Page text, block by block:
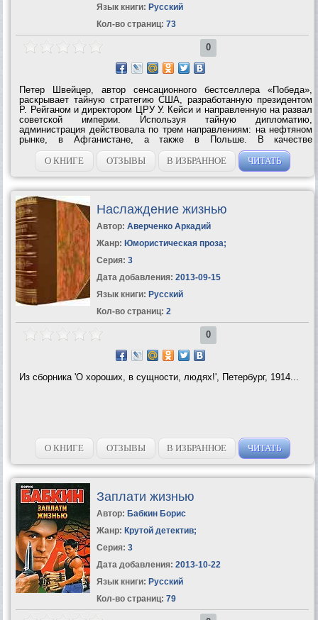
Язык книги: Русский
Кол-во страниц: 73
0
Петер Швейцер, автор сенсационного бестселлера «Победа»,
раскрывает тайную стратегию США, разработанную президентом
Р. Рейганом и директором ЦРУ У. Кейси и направленную на развал
советской империи. Используя тайную дипломатию,
администрация действовала по трем направлениям: на нефтяном
рынке, в Афганистане, а также в Польше. В качестве
документального материала в книге приведены эксклюзивные
интервью с основными участниками...
О КНИГЕ ОТЗЫВЫ В ИЗБРАННОЕ ЧИТАТЬ
Наслаждение жизнью
Автор: Аверченко Аркадий
Жанр: Юмористическая проза;
Серия: 3
Дата добавления: 2013-09-15
Язык книги: Русский
Кол-во страниц: 2
0
Из сборника 'О хороших, в сущности, людях!', Петербург, 1914...
О КНИГЕ ОТЗЫВЫ В ИЗБРАННОЕ ЧИТАТЬ
Заплати жизнью
Автор: Бабкин Борис
Жанр: Крутой детектив;
Серия: 3
Дата добавления: 2013-10-22
Язык книги: Русский
Кол-во страниц: 79